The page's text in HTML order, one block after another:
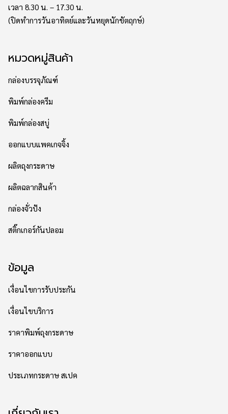
เวลา 8.30 น. – 17.30 น.
(ปิดทำการวันอาทิตย์และวันหยุดนักขัตฤกษ์)
หมวดหมู่สินค้า
กล่องบรรจุภัณฑ์
พิมพ์กล่องครีม
พิมพ์กล่องสบู่
ออกแบบแพคเกจจิ้ง
ผลิตถุงกระดาษ
ผลิตฉลากสินค้า
กล่องจั่วปัง
สติ๊กเกอร์กันปลอม
ข้อมูล
เงื่อนไขการรับประกัน
เงื่อนไขบริการ
ราคาพิมพ์ถุงกระดาษ
ราคาออกแบบ
ประเภทกระดาษ สเปค